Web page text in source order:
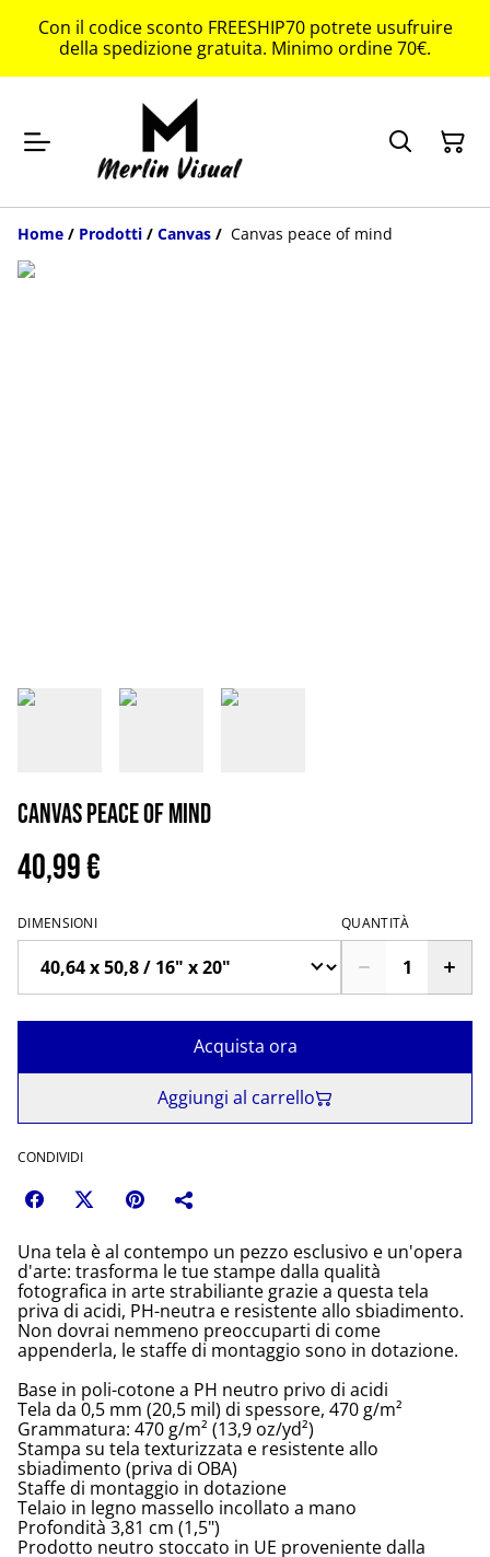
Con il codice sconto FREESHIP70 potrete usufruire
della spedizione gratuita. Minimo ordine 70€.
Home / Prodotti / Canvas / Canvas peace of mind
Canvas peace of mind
40,99 €
DIMENSIONI QUANTITÀ
Acquista ora
Aggiungi al carrello
CONDIVIDI
Una tela è al contempo un pezzo esclusivo e un'opera
d'arte: trasforma le tue stampe dalla qualità
fotografica in arte strabiliante grazie a questa tela
priva di acidi, PH-neutra e resistente allo sbiadimento.
Non dovrai nemmeno preoccuparti di come
appenderla, le staffe di montaggio sono in dotazione.
Base in poli-cotone a PH neutro privo di acidi
Tela da 0,5 mm (20,5 mil) di spessore, 470 g/m²
Grammatura: 470 g/m² (13,9 oz/yd²)
Stampa su tela texturizzata e resistente allo
sbiadimento (priva di OBA)
Staffe di montaggio in dotazione
Telaio in legno massello incollato a mano
Profondità 3,81 cm (1,5")
Prodotto neutro stoccato in UE proveniente dalla